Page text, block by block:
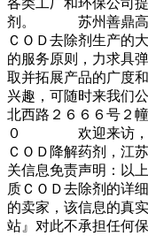
各类工厂和环保公司
剂。 苏州善鼎高科
ＣＯＤ去除剂生产的
的服务原则，力求具
取并拓展产品的广度
兴趣，可随时来我们
北西路２６６６号２
０ 欢迎来访，我
ＣＯＤ降解药剂，江
关信息免责声明：
质ＣＯＤ去除剂的详
的卖家，该信息的真
站』对此不承担任何